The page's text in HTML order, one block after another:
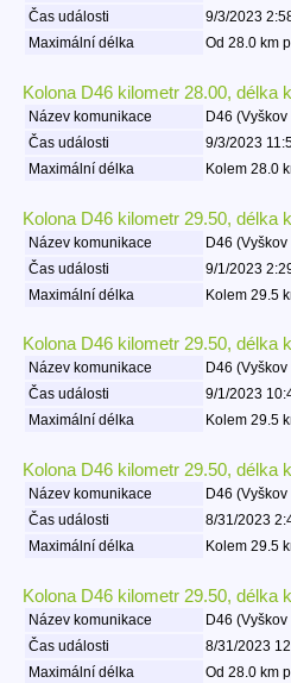
Čas události
9/3/2023
Maximální délka
Od 28.0 km
Kolona D46 kilometr 28.00, délka
Název komunikace
D46
Čas události
9/3/2023
Maximální délka
Kolem 28.0
Kolona D46 kilometr 29.50, délka
Název komunikace
D46
Čas události
9/1/2023
Maximální délka
Kolem 29.5
Kolona D46 kilometr 29.50, délka
Název komunikace
D46
Čas události
9/1/2023
Maximální délka
Kolem 29.5
Kolona D46 kilometr 29.50, délka
Název komunikace
D46
Čas události
8/31/2023
Maximální délka
Kolem 29.5
Kolona D46 kilometr 29.50, délka
Název komunikace
D46
Čas události
8/31/2023
Maximální délka
Od 28.0 km